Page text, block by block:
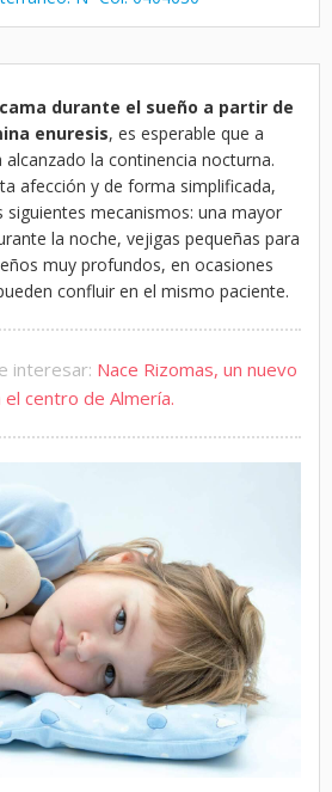
durante el sueño a partir de
enuresis, es esperable que a
la continencia nocturna.
afección y de forma simplificada,
mecanismos: una mayor
la noche, vejigas pequeñas para
muy profundos, en ocasiones
confluir en el mismo paciente.
interesar: Nace Rizomas, un nuevo
centro de Almería.